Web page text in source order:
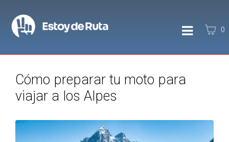
0
Cómo preparar tu moto para
viajar a los Alpes